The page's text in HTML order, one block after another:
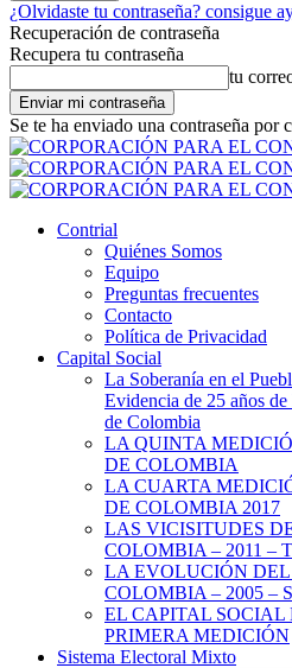
¿Olvidaste tu contraseña? consigue
Recuperación de contraseña
Recupera tu contraseña
tu
Se te ha enviado una contraseña por
Contrial
Quiénes Somos
Equipo
Preguntas frecuentes
Contacto
Política de Privacidad
Capital Social
La Soberanía en el
Evidencia de 25 años
de Colombia
LA QUINTA
DE COLOMBIA
LA CUARTA
DE COLOMBIA 2017
LAS VICISITUDES
COLOMBIA – 2011 –
LA EVOLUCIÓN
COLOMBIA – 2005 –
EL CAPITAL SOCIAL
PRIMERA MEDICIÓN
Sistema Electoral Mixto